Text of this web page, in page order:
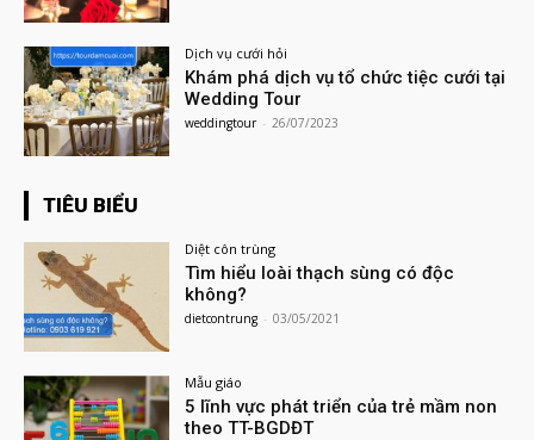
Dịch vụ cưới hỏi
Khám phá dịch vụ tổ chức tiệc cưới tại
Wedding Tour
weddingtour - 26/07/2023
TIÊU BIỂU
Diệt côn trùng
Tìm hiểu loài thạch sùng có độc
không?
dietcontrung - 03/05/2021
Mẫu giáo
5 lĩnh vực phát triển của trẻ mầm non
theo TT-BGDĐT